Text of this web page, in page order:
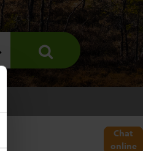
Chat
online